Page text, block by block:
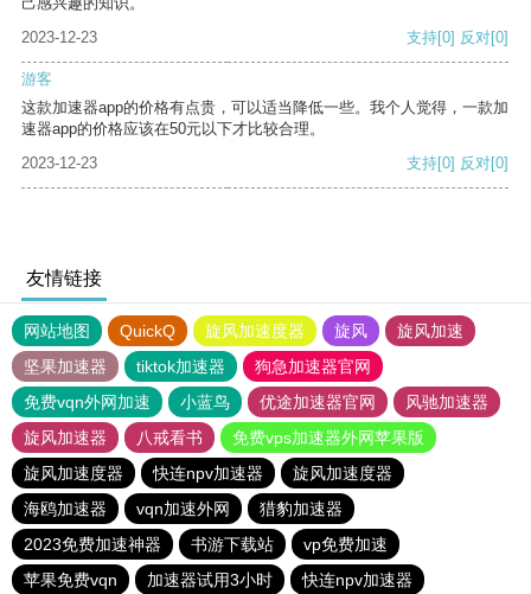
2023-12-23
支持[0] 反对[0]
游客
这款加速器app的价格有点贵，可以适当降低一些。我个人觉得，一款加
速器app的价格应该在50元以下才比较合理。
2023-12-23
支持[0] 反对[0]
友情链接
网站地图 QuickQ 旋风加速度器 旋风
旋风加速
坚果加速器
tiktok加速器
狗急加速器官网
免费vqn外网加速
小蓝鸟 优途加速器官网
风驰加速器
旋风加速器
八戒看书
免费vps加速器外网苹果版
旋风加速度器
快连npv加速器
旋风加速度器
海鸥加速器
vqn加速外网
猎豹加速器
2023免费加速神器
书游下载站
vp免费加速
苹果免费vqn
加速器试用3小时 快连npv加速器